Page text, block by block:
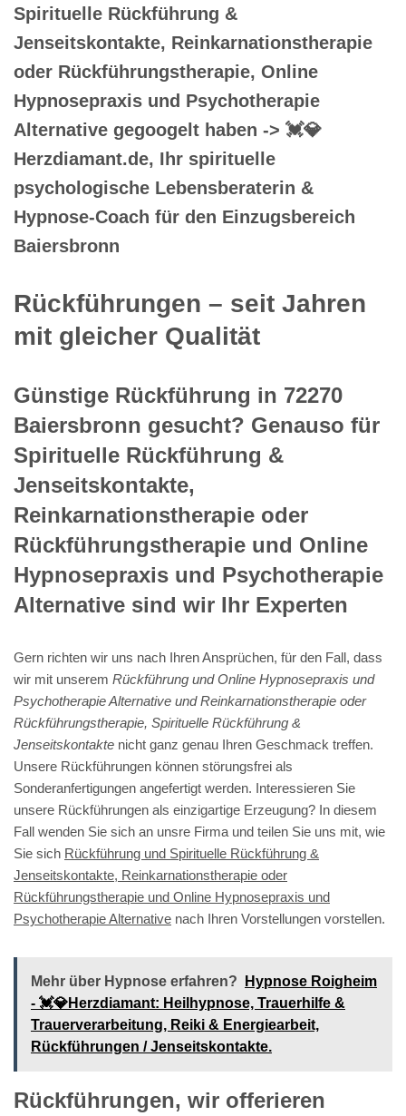
Spirituelle Rückführung &
Jenseitskontakte, Reinkarnationstherapie
oder Rückführungstherapie, Online
Hypnosepraxis und Psychotherapie
Alternative gegoogelt haben -> 💓️💎
Herzdiamant.de, Ihr spirituelle
psychologische Lebensberaterin &
Hypnose-Coach für den Einzugsbereich
Baiersbronn
Rückführungen – seit Jahren
mit gleicher Qualität
Günstige Rückführung in 72270
Baiersbronn gesucht? Genauso für
Spirituelle Rückführung &
Jenseitskontakte,
Reinkarnationstherapie oder
Rückführungstherapie und Online
Hypnosepraxis und Psychotherapie
Alternative sind wir Ihr Experten
Gern richten wir uns nach Ihren Ansprüchen, für den Fall, dass
wir mit unserem Rückführung und Online Hypnosepraxis und
Psychotherapie Alternative und Reinkarnationstherapie oder
Rückführungstherapie, Spirituelle Rückführung &
Jenseitskontakte nicht ganz genau Ihren Geschmack treffen.
Unsere Rückführungen können störungsfrei als
Sonderanfertigungen angefertigt werden. Interessieren Sie
unsere Rückführungen als einzigartige Erzeugung? In diesem
Fall wenden Sie sich an unsre Firma und teilen Sie uns mit, wie
Sie sich Rückführung und Spirituelle Rückführung &
Jenseitskontakte, Reinkarnationstherapie oder
Rückführungstherapie und Online Hypnosepraxis und
Psychotherapie Alternative nach Ihren Vorstellungen vorstellen.
Mehr über Hypnose erfahren?
Hypnose Roigheim
- 💓️💎Herzdiamant: Heilhypnose, Trauerhilfe &
Trauerverarbeitung, Reiki & Energiearbeit,
Rückführungen / Jenseitskontakte.
Rückführungen, wir offerieren